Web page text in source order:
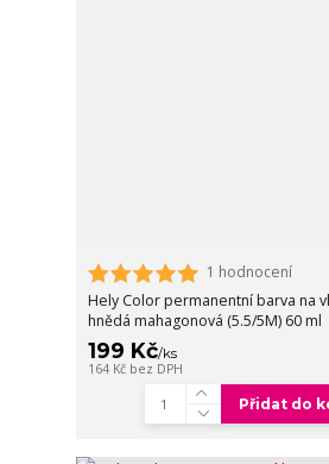
1 hodnocení
Hely Color permanentní barva na
hnědá mahagonová (5.5/5M) 60 ml
199 Kč/ks
164 Kč bez DPH
Přidat do